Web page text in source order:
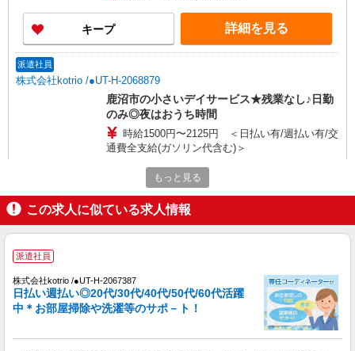
キープ 詳細を見る
派遣社員
株式会社kotrio /●UT-H-2068879
鹿沼市の小さいデイサービス★残業なし♪日勤
のみ◎夜はおうち時間
時給1500円〜2125円 ＜日払い有/週払い有/交
通費全支給(ガソリン代含む)＞
鹿沼市 車通勤OK
キープ
株式会社kotrio /●UT-H-2020478
鹿沼市★未経験OKの人間関係に悩まない職場
へ★サ高住スタッフ
時給1500円〜2125円 ＜日払い有/週払い有/交
鹿沼市 最寄り駅：新鹿沼
もっと見る
この求人に似ている求人情報
派遣社員
株式会社kotrio /●UT-H-2067387
日払い週払い◎20代/30代/40代/50代/60代活躍
中＊お部屋掃除や洗濯等のサポ－ト！